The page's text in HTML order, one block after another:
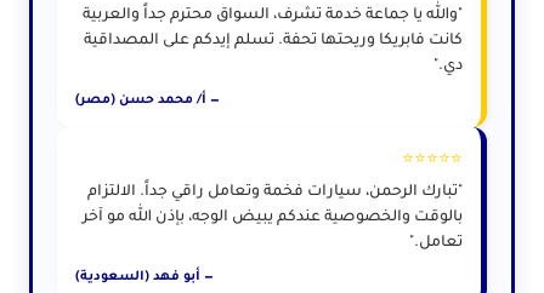
"والله يا جماعة خدمة تشرف، السواق محترم جداً والعربية
كانت فابريكا وريحتها تحفة. تسلم إيدكم على المصداقية
دي."
— أ/ محمد حسن (مصر)
⭐⭐⭐⭐⭐
"تبارك الرحمن، سيارات فخمة وتعامل راقي جداً. الالتزام
بالوقت والخصوصية عندكم يبيض الوجه، بإذن الله مو آخر
تعامل."
— أبو فهد (السعودية)